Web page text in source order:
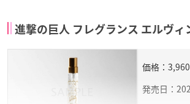
進撃の巨人 フレグランス エルヴィ
価格：
発売日：